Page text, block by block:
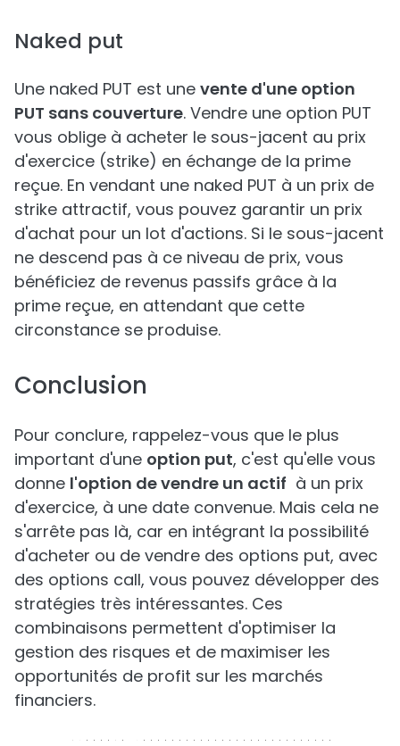
Naked put
Une naked PUT est une vente d'une option
PUT sans couverture. Vendre une option PUT
vous oblige à acheter le sous-jacent au prix
d'exercice (strike) en échange de la prime
reçue. En vendant une naked PUT à un prix de
strike attractif, vous pouvez garantir un prix
d'achat pour un lot d'actions. Si le sous-jacent
ne descend pas à ce niveau de prix, vous
bénéficiez de revenus passifs grâce à la
prime reçue, en attendant que cette
circonstance se produise.
Conclusion
Pour conclure, rappelez-vous que le plus
important d'une option put, c'est qu'elle vous
donne l'option de vendre un actif à un prix
d'exercice, à une date convenue. Mais cela ne
s'arrête pas là, car en intégrant la possibilité
d'acheter ou de vendre des options put, avec
des options call, vous pouvez développer des
stratégies très intéressantes. Ces
combinaisons permettent d'optimiser la
gestion des risques et de maximiser les
opportunités de profit sur les marchés
financiers.